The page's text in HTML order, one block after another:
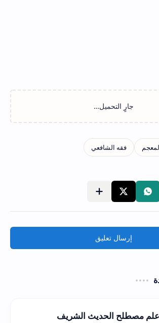
إرسال تعليق
مصطلح الحديث الشريف